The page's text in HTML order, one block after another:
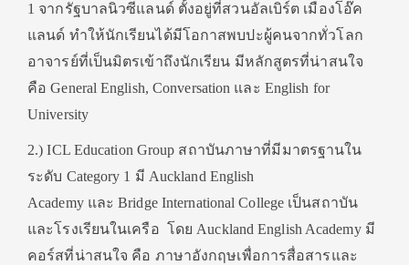
1 จากรัฐบาลนิวซีแลนด์ ตั้งอยู่ที่สวนอัลเบิร์ต เมืองโอ๊ค
แลนด์ ทำให้นักเรียนได้มีโอกาสพบปะผู้คนจากทั่วโลก
อาจารย์ที่เป็นมิตรเข้าถึงนักเรียน มีหลักสูตรที่น่าสนใจ
คือ General English, Conversation และ English for
University
2.) ICL Education Group สถาบันภาษาที่มีมาตรฐานใน
ระดับ Category 1 มี Auckland English
Academy และ Bridge International College เป็นสถาบัน
และโรงเรียนในเครือ โดย Auckland English Academy มี
คอร์สที่น่าสนใจ คือ ภาษาอังกฤษเพื่อการสื่อสารและ